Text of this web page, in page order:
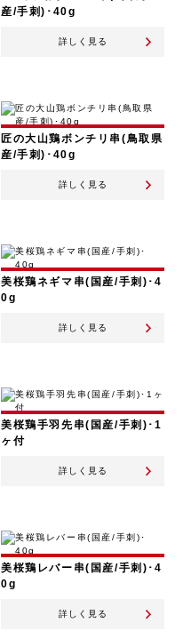
産/手刺)･40g
詳しく見る
匠の大山鶏ボンチリ串(鳥取県
産/手刺)･40g
詳しく見る
美桜鶏ネギマ串(国産/手刺)･4
0g
詳しく見る
美桜鶏手羽先串(国産/手刺)･1
ヶ付
詳しく見る
美桜鶏レバー串(国産/手刺)･4
0g
詳しく見る